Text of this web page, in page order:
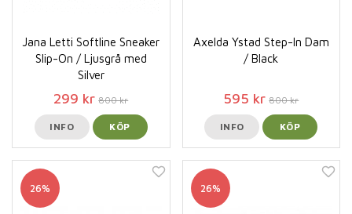
Jana Letti Softline Sneaker
Slip-On / Ljusgrå med
Silver
299 kr 800 kr
INFO KÖP
Axelda Ystad Step-In Dam
/ Black
595 kr 800 kr
INFO KÖP
26% 26%